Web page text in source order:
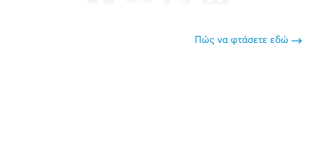
Πώς να φτάσετε εδώ